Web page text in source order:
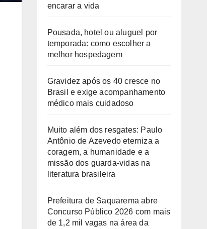
encarar a vida
Pousada, hotel ou aluguel por
temporada: como escolher a
melhor hospedagem
Gravidez após os 40 cresce no
Brasil e exige acompanhamento
médico mais cuidadoso
Muito além dos resgates: Paulo
Antônio de Azevedo eterniza a
coragem, a humanidade e a
missão dos guarda-vidas na
literatura brasileira
Prefeitura de Saquarema abre
Concurso Público 2026 com mais
de 1,2 mil vagas na área da